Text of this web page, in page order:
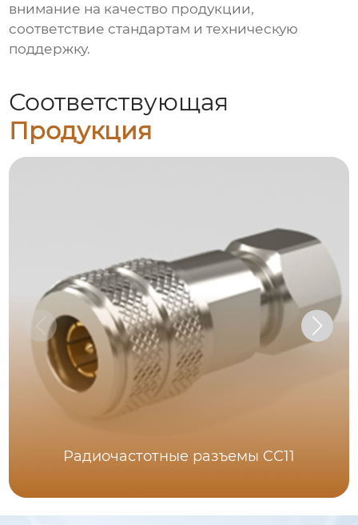
внимание на качество продукции,
соответствие стандартам и техническую
поддержку.
Соответствующая
Продукция
Радиочастотные разъемы CC11